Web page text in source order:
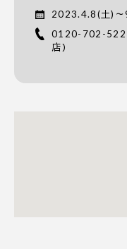
2023.4.8(土)
0120-702-522
店）